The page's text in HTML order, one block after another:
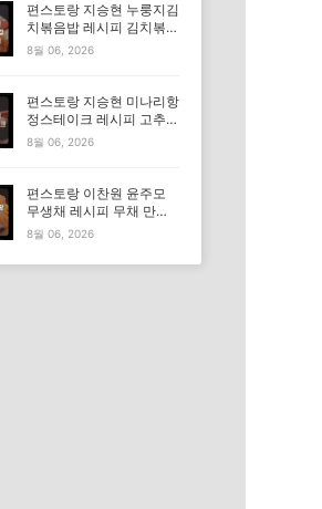
편스토랑 지승현 누룽지김
치볶음밥 레시피 김치볶음
밥 만드는법
8월 06, 2026
편스토랑 지승현 미나리항
정스테이크 레시피 고추장
마요소스 만드는법
8월 06, 2026
편스토랑 이찬원 윤주모
무생채 레시피 무채 만드
는법
8월 06, 2026